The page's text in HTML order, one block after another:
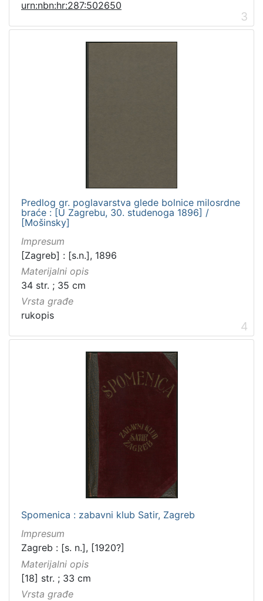
urn:nbn:hr:287:502650
3
Predlog gr. poglavarstva glede bolnice milosrdne
braće : [U Zagrebu, 30. studenoga 1896] /
[Mošinsky]
Impresum
[Zagreb] : [s.n.], 1896
Materijalni opis
34 str. ; 35 cm
Vrsta građe
rukopis
4
Spomenica : zabavni klub Satir, Zagreb
Impresum
Zagreb : [s. n.], [1920?]
Materijalni opis
[18] str. ; 33 cm
Vrsta građe